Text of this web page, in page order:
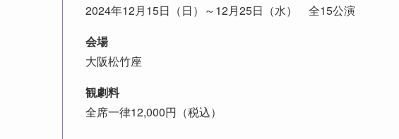
2024年12月15日（日）～12月25日（水） 全15公演
会場
大阪松竹座
観劇料
全席一律12,000円（税込）